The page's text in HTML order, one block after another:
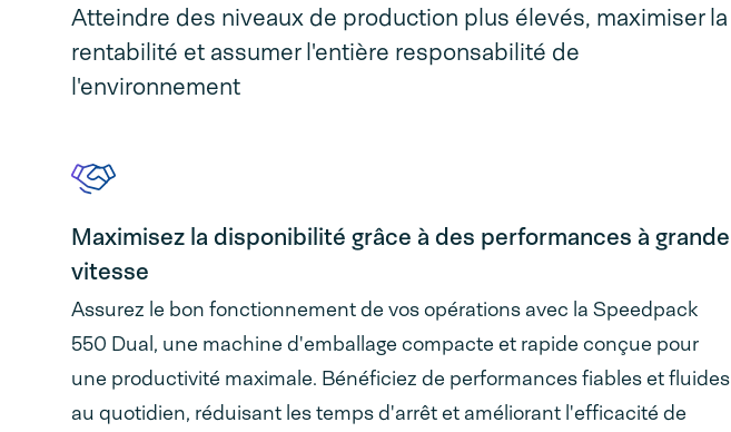
Atteindre des niveaux de production plus élevés, maximiser la
rentabilité et assumer l'entière responsabilité de
l'environnement
Maximisez la disponibilité grâce à des performances à grande
vitesse
Assurez le bon fonctionnement de vos opérations avec la Speedpack
550 Dual, une machine d'emballage compacte et rapide conçue pour
une productivité maximale. Bénéficiez de performances fiables et fluides
au quotidien, réduisant les temps d'arrêt et améliorant l'efficacité de